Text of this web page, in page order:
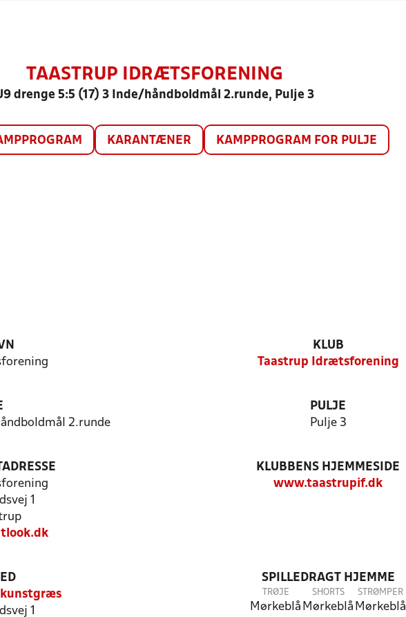
TAASTRUP IDRÆTSFORENING
drenge 5:5 (17) 3 Inde/håndboldmål 2.runde, Pulje 3
KARANTÆNER KAMPPROGRAM FOR PULJE
KLUB
Taastrup Idrætsforening
2.runde
PULJE
Pulje 3
1
KLUBBENS HJEMMESIDE
www.taastrupif.dk
kunstgræs
1
SPILLEDRAGT HJEMME
TRØJE
Mørkeblå
SHORTS
Mørkeblå
STRØMPER
Mørkeblå